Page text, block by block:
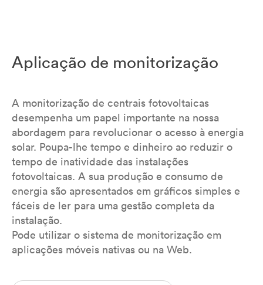
Aplicação de monitorização
A monitorização de centrais fotovoltaicas
desempenha um papel importante na nossa
abordagem para revolucionar o acesso à energia
solar. Poupa-lhe tempo e dinheiro ao reduzir o
tempo de inatividade das instalações
fotovoltaicas. A sua produção e consumo de
energia são apresentados em gráficos simples e
fáceis de ler para uma gestão completa da
instalação.
Pode utilizar o sistema de monitorização em
aplicações móveis nativas ou na Web.